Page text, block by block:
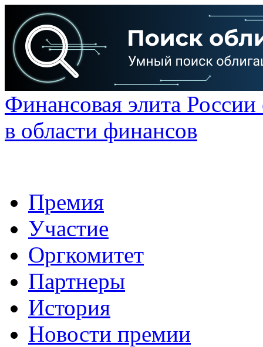
Финансовая элита
в области финансов
Премия
Участие
Оргкомитет
Партнеры
История
Новости премии